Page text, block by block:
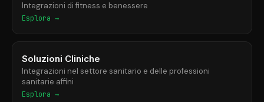
Integrazioni di fitness e benessere
Esplora →
Soluzioni Cliniche
Integrazioni nel settore sanitario e delle professioni
sanitarie affini
Esplora →